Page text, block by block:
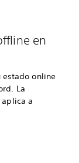
en
estado online
La
a